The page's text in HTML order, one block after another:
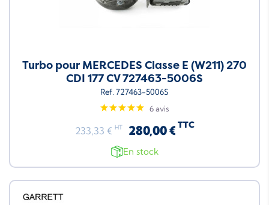
Turbo pour MERCEDES Classe E (W211) 270
CDI 177 CV 727463-5006S
Ref. 727463-5006S
6 avis
233,33 € HT 280,00 € TTC
En stock